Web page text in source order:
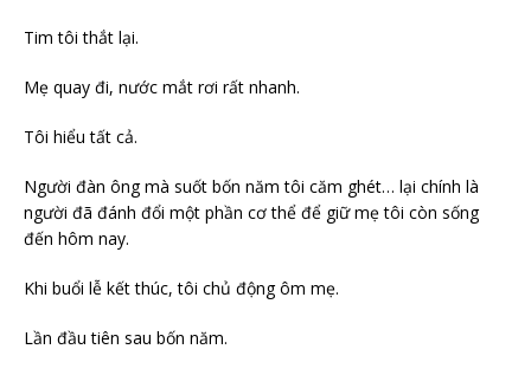
Tim tôi thắt lại.
Mẹ quay đi, nước mắt rơi rất nhanh.
Tôi hiểu tất cả.
Người đàn ông mà suốt bốn năm tôi căm ghét… lại chính là
người đã đánh đổi một phần cơ thể để giữ mẹ tôi còn sống
đến hôm nay.
Khi buổi lễ kết thúc, tôi chủ động ôm mẹ.
Lần đầu tiên sau bốn năm.